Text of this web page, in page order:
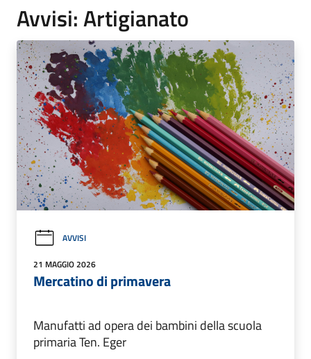
Avvisi: Artigianato
AVVISI
21 MAGGIO 2026
Mercatino di primavera
Manufatti ad opera dei bambini della scuola
primaria Ten. Eger